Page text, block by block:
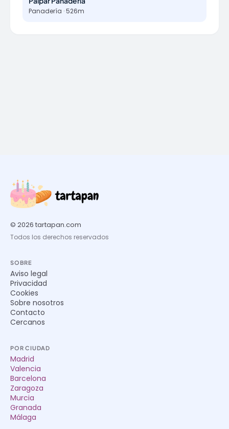
Panadería · 526m
© 2026 tartapan.com
Todos los derechos reservados
SOBRE
Aviso legal
Privacidad
Cookies
Sobre nosotros
Contacto
Cercanos
POR CIUDAD
Madrid
Valencia
Barcelona
Zaragoza
Murcia
Granada
Málaga